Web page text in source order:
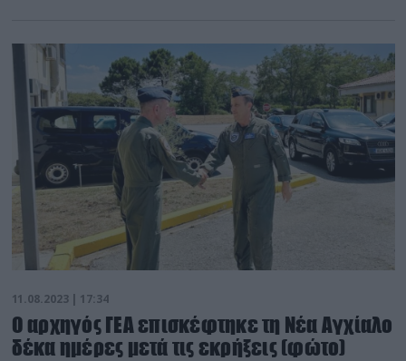
11.08.2023 | 17:34
Ο αρχηγός ΓΕΑ επισκέφτηκε τη Νέα Αγχίαλο
δέκα ημέρες μετά τις εκρήξεις (φώτο)